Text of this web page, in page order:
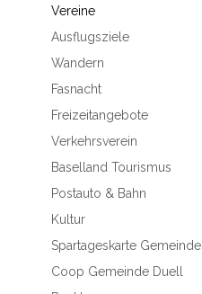
Vereine
Ausflugsziele
Wandern
Fasnacht
Freizeitangebote
Verkehrsverein
Baselland Tourismus
Postauto & Bahn
Kultur
Spartageskarte Gemeinde
Coop Gemeinde Duell